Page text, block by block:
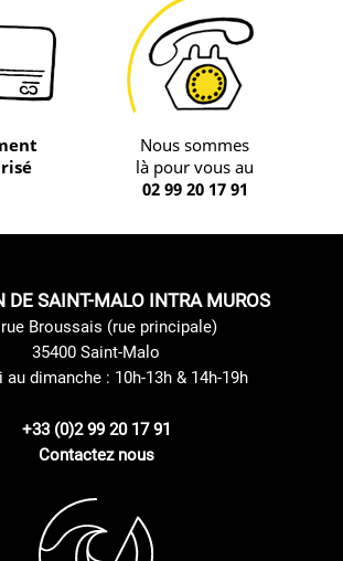
Nous sommes
là pour vous au
02 99 20 17 91
DE SAINT-MALO INTRA MUROS
rue Broussais (rue principale)
35400 Saint-Malo
au dimanche : 10h-13h & 14h-19h
+33 (0)2 99 20 17 91
Contactez nous